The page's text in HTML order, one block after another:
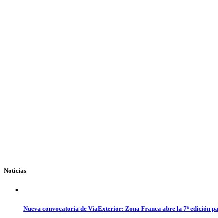
Noticias
Nueva convocatoria de ViaExterior: Zona Franca abre la 7ª edición